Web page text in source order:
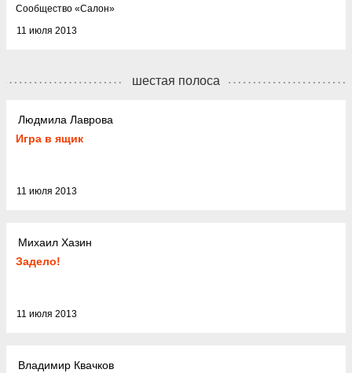
11 июля 2013
Cообщество «Салон»
шестая полоса
Людмила Лаврова
Игра в ящик
11 июля 2013
Михаил Хазин
Задело!
11 июля 2013
Владимир Квачков